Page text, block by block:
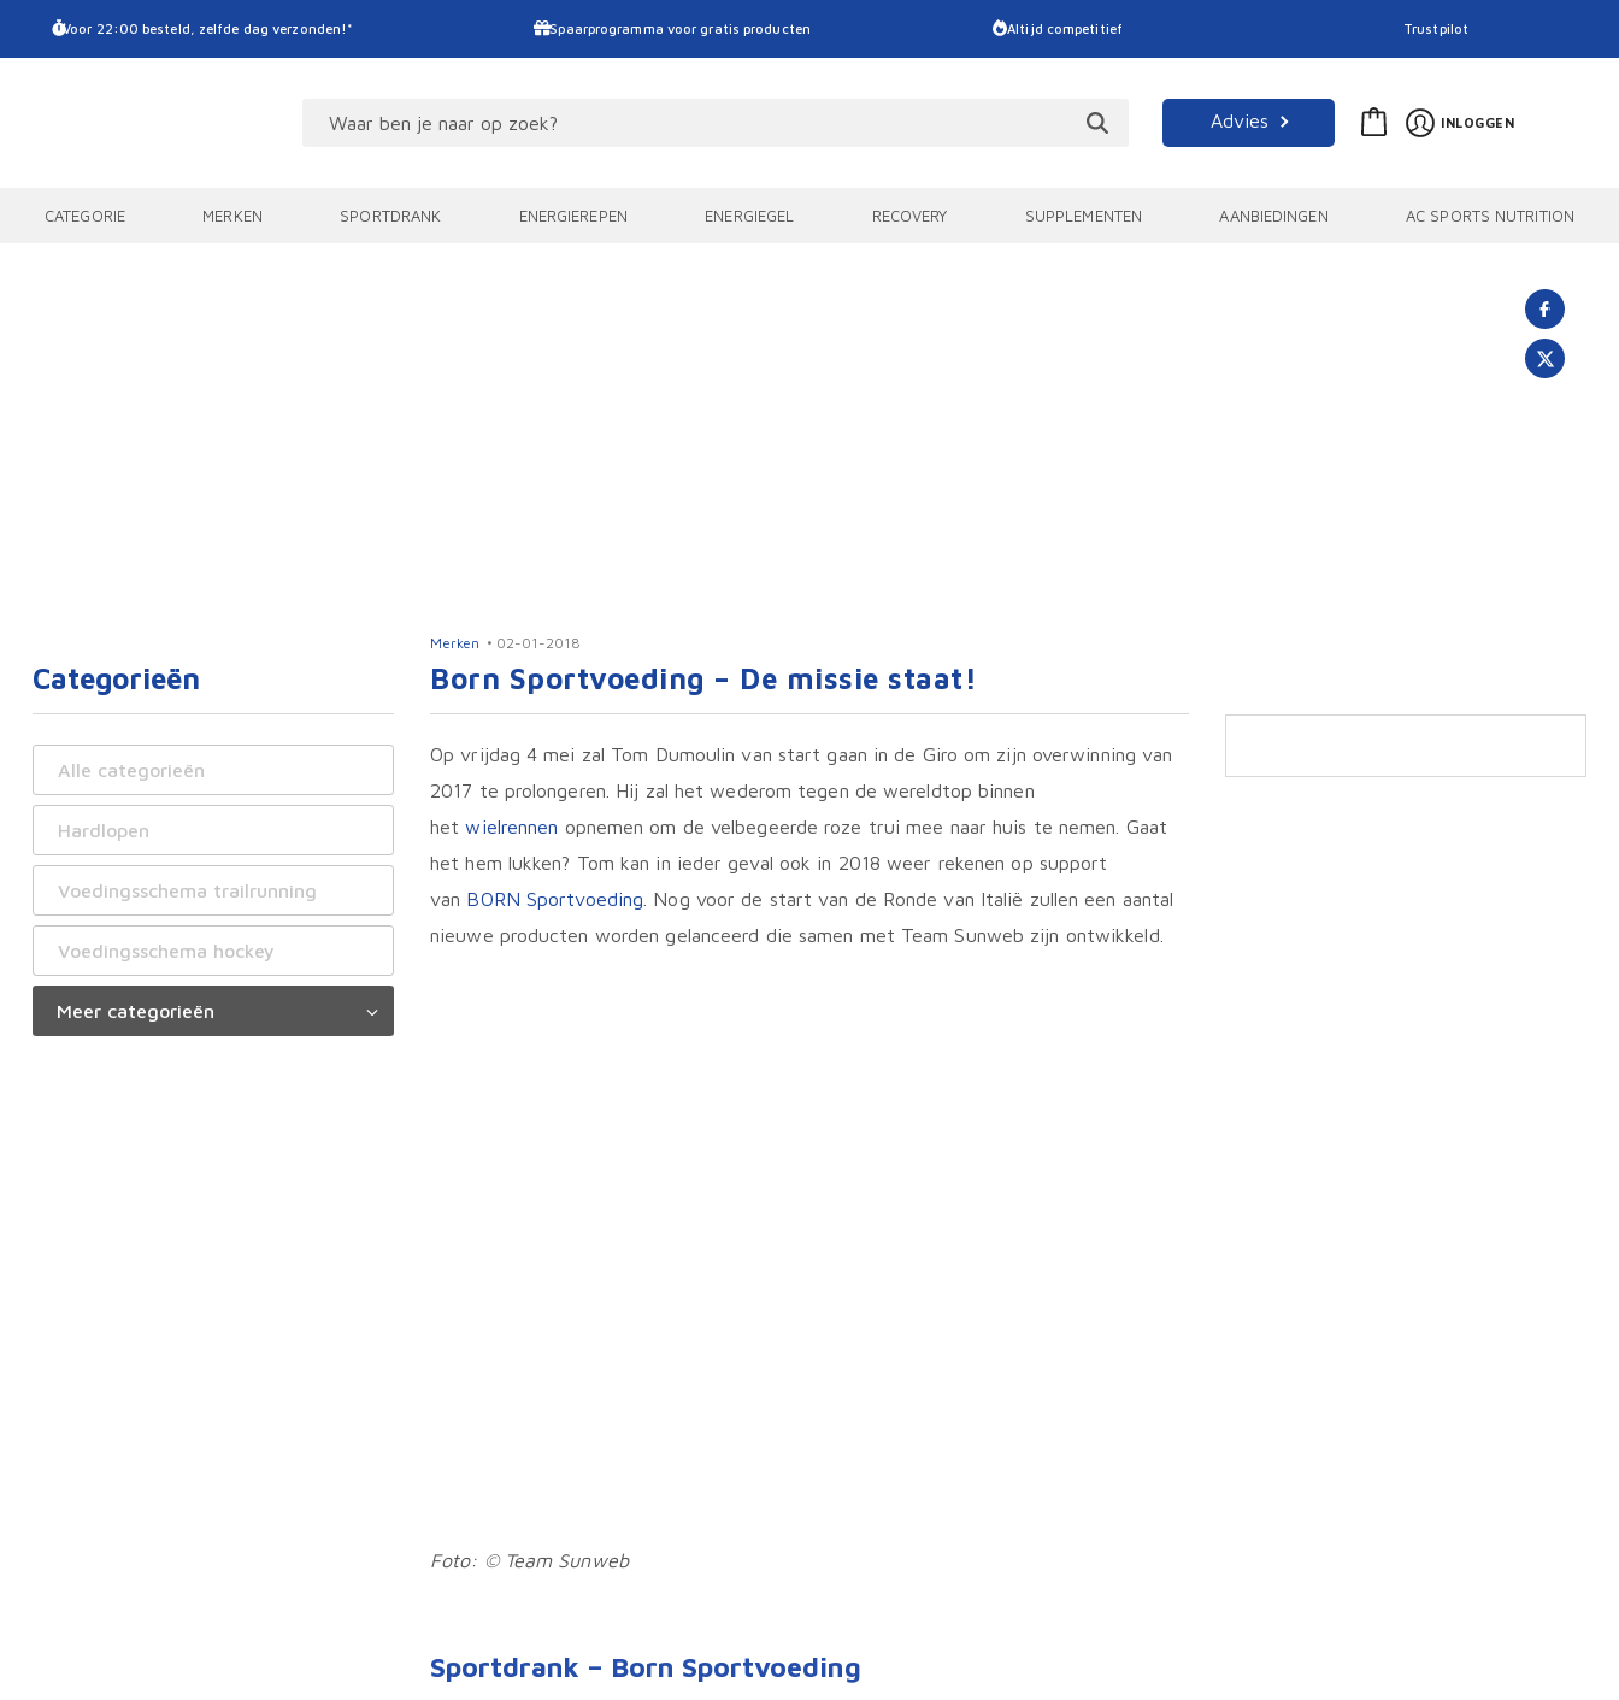
Voor 22:00 besteld, zelfde dag verzonden!* Spaarprogramma voor gratis producten Altijd competitief Trustpilot
Advies INLOGGEN
CATEGORIE MERKEN SPORTDRANK ENERGIEREPEN ENERGIEGEL RECOVERY SUPPLEMENTEN AANBIEDINGEN AC SPORTS NUTRITION
Merken 02-01-2018
Categorieën Born Sportvoeding – De missie staat!
Alle categorieën
Hardlopen
Voedingsschema trailrunning
Voedingsschema hockey
Op vrijdag 4 mei zal Tom Dumoulin van start gaan in de Giro om zijn overwinning van
2017 te prolongeren. Hij zal het wederom tegen de wereldtop binnen
hetwielrennen opnemen om de velbegeerde roze trui mee naar huis te nemen. Gaat
het hem lukken? Tom kan in ieder geval ook in 2018 weer rekenen op support
van BORN Sportvoeding . Nog voor de start van de Ronde van Italië zullen een aantal
nieuwe producten worden gelanceerd die samen met Team Sunweb zijn ontwikkeld.
Foto: © Team Sunweb
Sportdrank – Born Sportvoeding